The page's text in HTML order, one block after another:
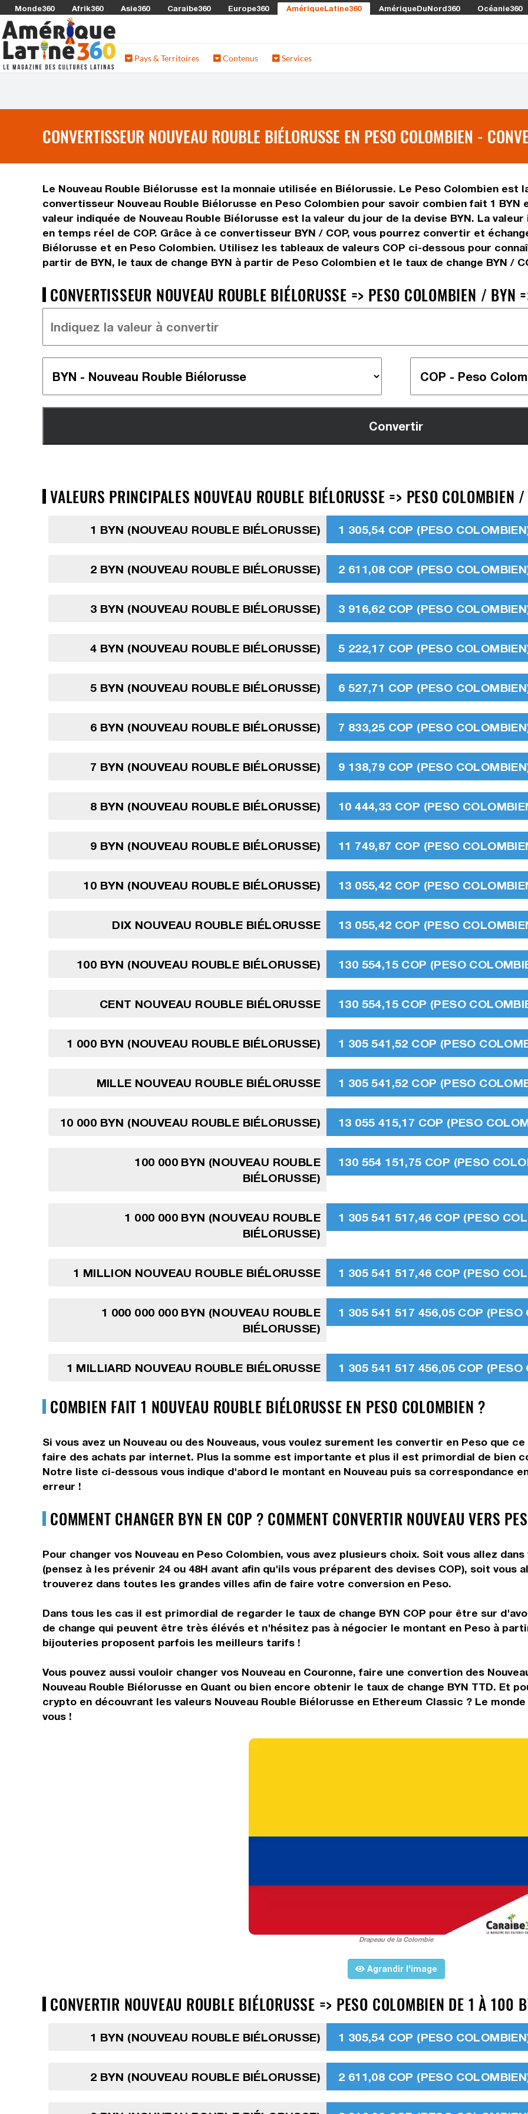
Monde360 Afrik360 Asie360 Caraibe360 Europe360 AmériqueLatine360 AmériqueDuNord360 Océanie360
Pays & Territoires Contenus Services
CONVERTISSEUR NOUVEAU ROUBLE BIÉLORUSSE EN PESO COLOMBIEN -
Le Nouveau Rouble Biélorusse est la monnaie utilisée en Biélorussie. Le Peso Colombien est
convertisseur Nouveau Rouble Biélorusse en Peso Colombien pour savoir combien fait 1 BYN
valeur indiquée de Nouveau Rouble Biélorusse est la valeur du jour de la devise BYN. La
en temps réel de COP. Grâce à ce convertisseur BYN / COP, vous pourrez convertir et
Biélorusse et en Peso Colombien. Utilisez les tableaux de valeurs COP ci-dessous pour
partir de BYN, le taux de change BYN à partir de Peso Colombien et le taux de change BYN /
CONVERTISSEUR NOUVEAU ROUBLE BIÉLORUSSE => PESO COLOMBIEN / BYN
VALEURS PRINCIPALES NOUVEAU ROUBLE BIÉLORUSSE => PESO COLOMBIEN
1 BYN (NOUVEAU ROUBLE BIÉLORUSSE) 1 305,54 COP (PESO
2 BYN (NOUVEAU ROUBLE BIÉLORUSSE) 2 611,08 COP (PESO
3 BYN (NOUVEAU ROUBLE BIÉLORUSSE) 3 916,62 COP (PESO
4 BYN (NOUVEAU ROUBLE BIÉLORUSSE) 5 222,17 COP (PESO
5 BYN (NOUVEAU ROUBLE BIÉLORUSSE) 6 527,71 COP (PESO
6 BYN (NOUVEAU ROUBLE BIÉLORUSSE) 7 833,25 COP (PESO
7 BYN (NOUVEAU ROUBLE BIÉLORUSSE) 9 138,79 COP (PESO
8 BYN (NOUVEAU ROUBLE BIÉLORUSSE) 10 444,33 COP (PESO
9 BYN (NOUVEAU ROUBLE BIÉLORUSSE) 11 749,87 COP (PESO
10 BYN (NOUVEAU ROUBLE BIÉLORUSSE) 13 055,42 COP (PESO
DIX NOUVEAU ROUBLE BIÉLORUSSE 13 055,42 COP (PESO
100 BYN (NOUVEAU ROUBLE BIÉLORUSSE) 130 554,15 COP (PESO
CENT NOUVEAU ROUBLE BIÉLORUSSE 130 554,15 COP (PESO
1 000 BYN (NOUVEAU ROUBLE BIÉLORUSSE) 1 305 541,52 COP (PESO
MILLE NOUVEAU ROUBLE BIÉLORUSSE 1 305 541,52 COP (PESO
10 000 BYN (NOUVEAU ROUBLE BIÉLORUSSE) 13 055 415,17 COP (PESO
100 000 BYN (NOUVEAU ROUBLE
BIÉLORUSSE)
130 554 151,75 COP (PESO
1 000 000 BYN (NOUVEAU ROUBLE
BIÉLORUSSE)
1 305 541 517,46 COP (PESO
1 MILLION NOUVEAU ROUBLE BIÉLORUSSE 1 305 541 517,46 COP (PESO
1 000 000 000 BYN (NOUVEAU ROUBLE
BIÉLORUSSE)
1 305 541 517 456,05 COP (PESO
1 MILLIARD NOUVEAU ROUBLE BIÉLORUSSE 1 305 541 517 456,05 COP (PESO
COMBIEN FAIT 1 NOUVEAU ROUBLE BIÉLORUSSE EN PESO COLOMBIEN ?
Si vous avez un Nouveau ou des Nouveaus, vous voulez surement les convertir en Peso que
faire des achats par internet. Plus la somme est importante et plus il est primordial de bien
Notre liste ci-dessous vous indique d'abord le montant en Nouveau puis sa correspondance
erreur !
COMMENT CHANGER BYN EN COP ? COMMENT CONVERTIR NOUVEAU VERS
Pour changer vos Nouveau en Peso Colombien, vous avez plusieurs choix. Soit vous allez
(pensez à les prévenir 24 ou 48H avant afin qu'ils vous préparent des devises COP), soit vous
trouverez dans toutes les grandes villes afin de faire votre conversion en Peso.
Dans tous les cas il est primordial de regarder le taux de change BYN COP pour être sur
de change qui peuvent être très élévés et n'hésitez pas à négocier le montant en Peso à
bijouteries proposent parfois les meilleurs tarifs !
Vous pouvez aussi vouloir changer vos Nouveau en Couronne, faire une convertion des
Nouveau Rouble Biélorusse en Quant ou bien encore obtenir le taux de change BYN TTD. Et
crypto en découvrant les valeurs Nouveau Rouble Biélorusse en Ethereum Classic ? Le
vous !
Drapeau de la Colombie
Agrandir l'image
CONVERTIR NOUVEAU ROUBLE BIÉLORUSSE => PESO COLOMBIEN DE 1 À 100
1 BYN (NOUVEAU ROUBLE BIÉLORUSSE) 1 305,54 COP (PESO
2 BYN (NOUVEAU ROUBLE BIÉLORUSSE) 2 611,08 COP (PESO